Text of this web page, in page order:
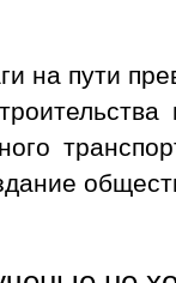
на пути